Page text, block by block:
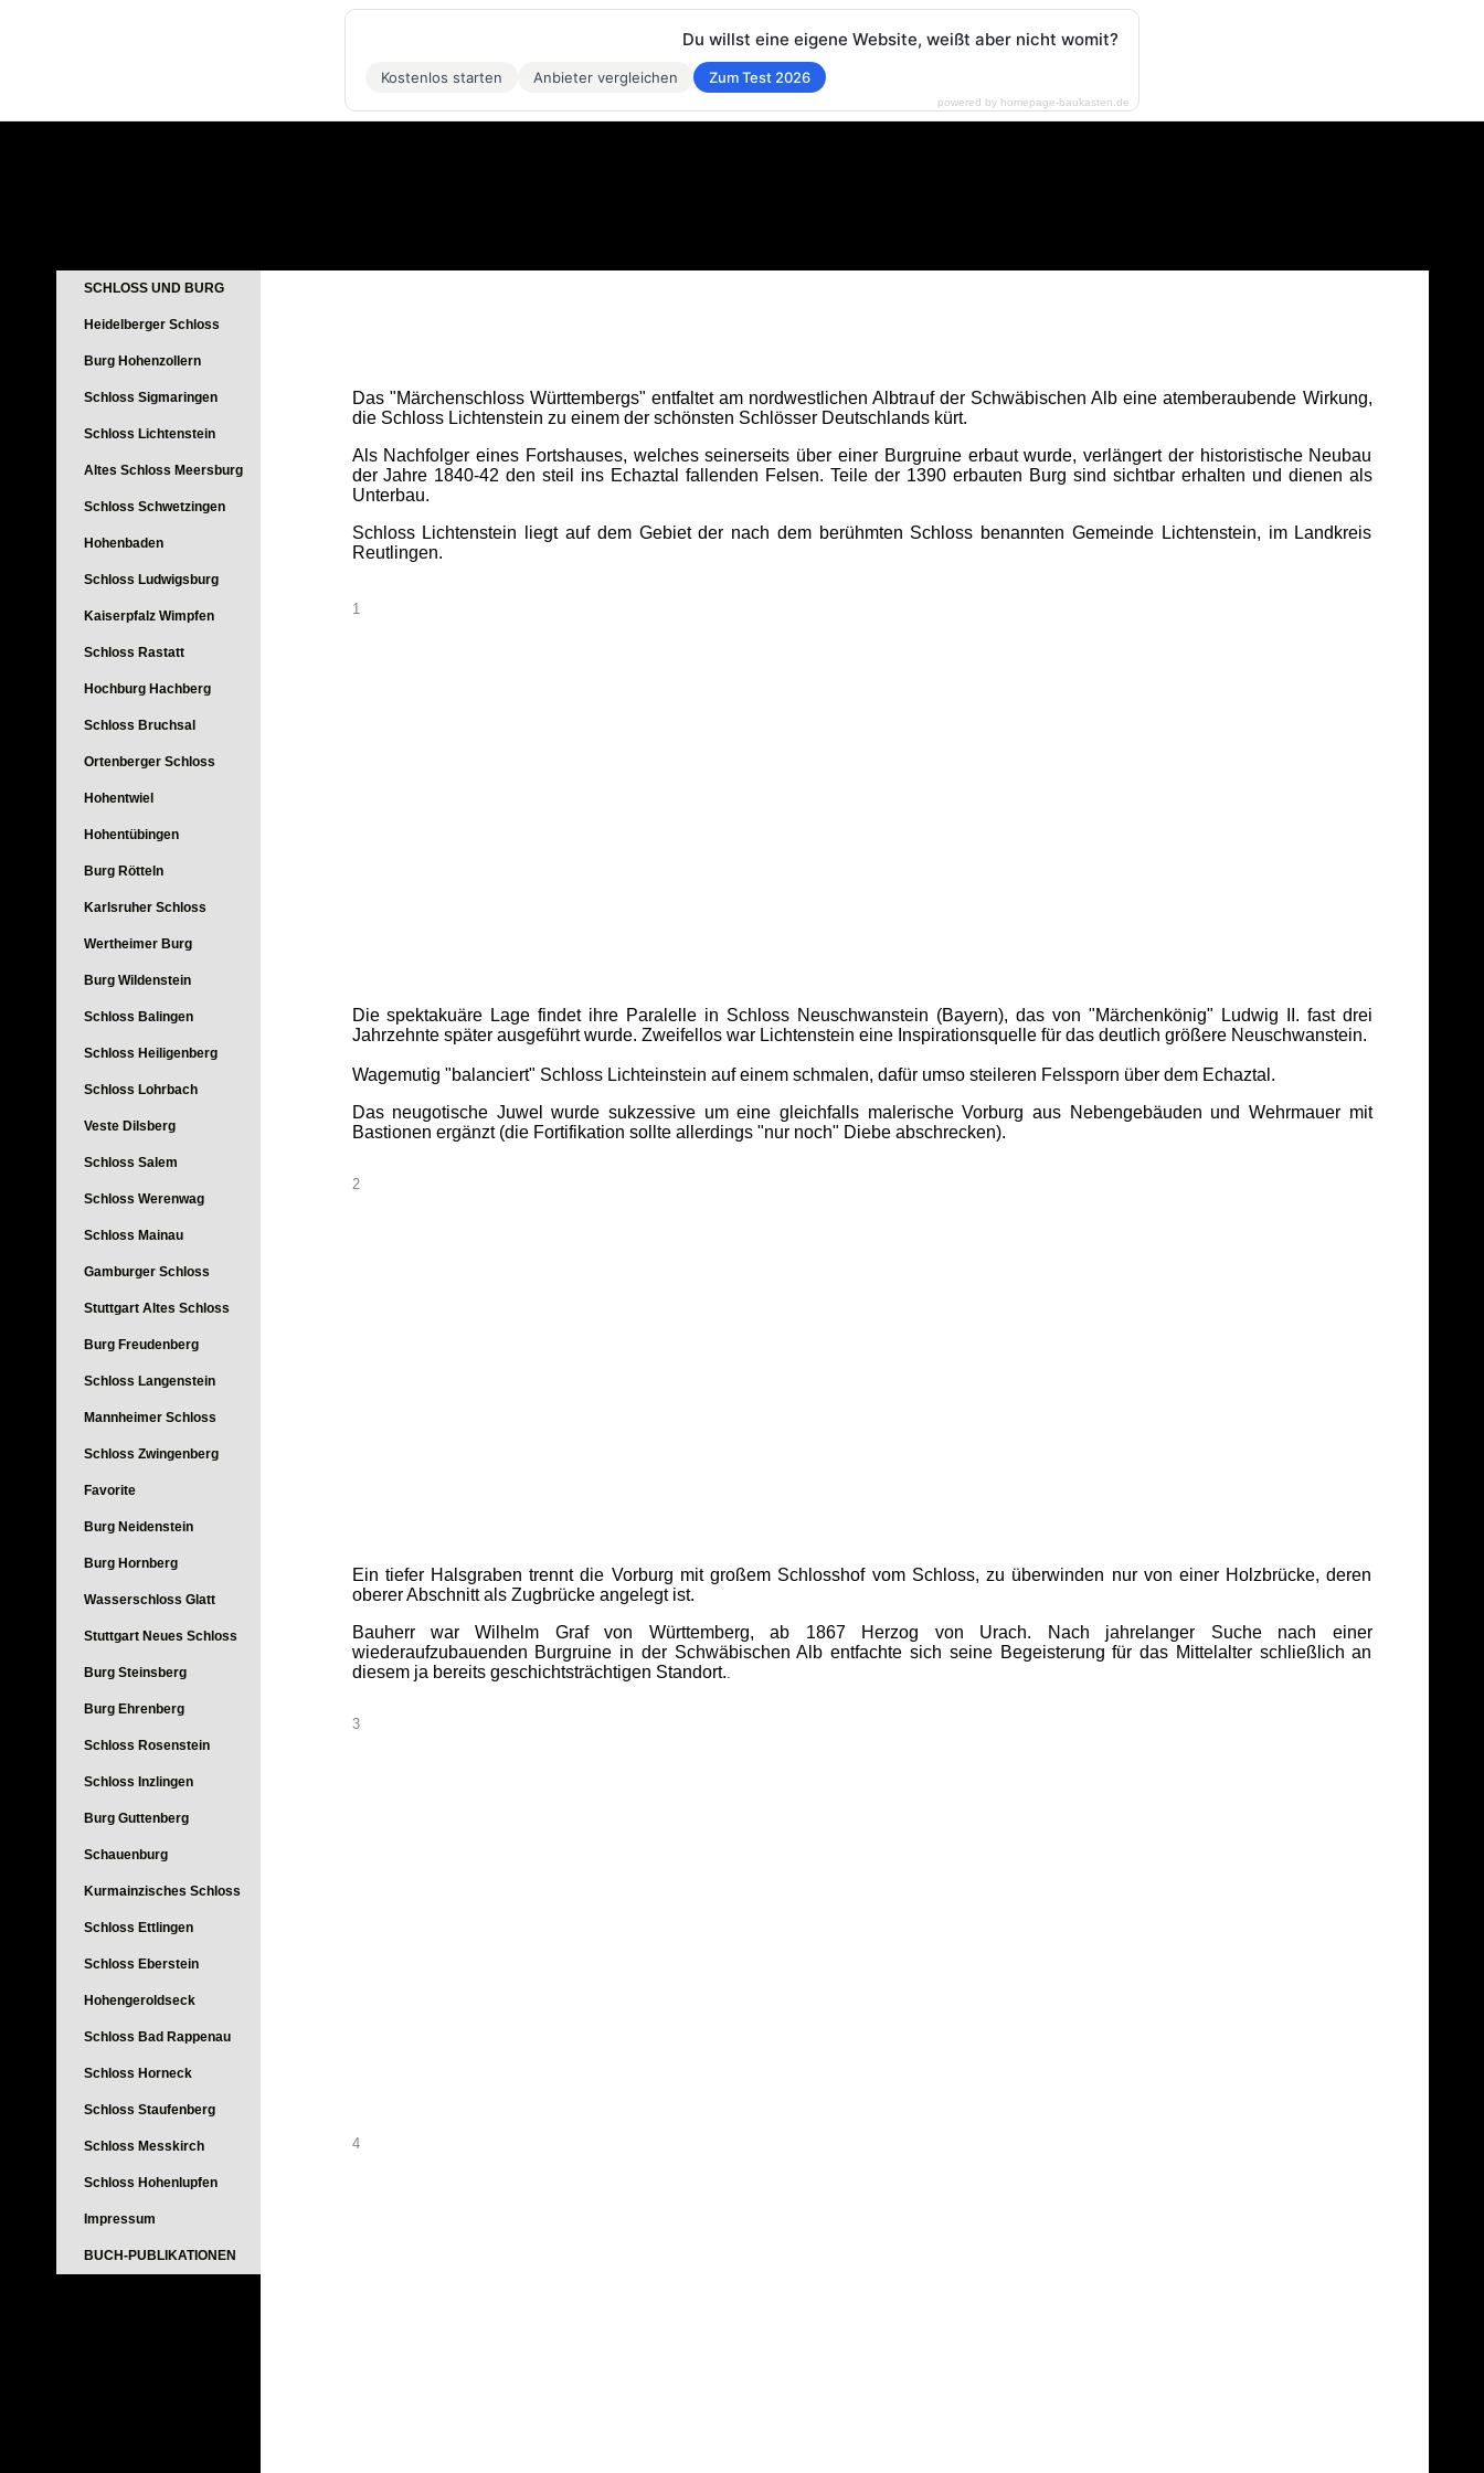
SCHLOSS UND BURG
Heidelberger Schloss
Burg Hohenzollern
Schloss Sigmaringen
Schloss Lichtenstein
Altes Schloss Meersburg
Schloss Schwetzingen
Hohenbaden
Schloss Ludwigsburg
Kaiserpfalz Wimpfen
Schloss Rastatt
Hochburg Hachberg
Schloss Bruchsal
Ortenberger Schloss
Hohentwiel
Hohentübingen
Burg Rötteln
Karlsruher Schloss
Wertheimer Burg
Burg Wildenstein
Schloss Balingen
Schloss Heiligenberg
Schloss Lohrbach
Veste Dilsberg
Schloss Salem
Schloss Werenwag
Schloss Mainau
Gamburger Schloss
Stuttgart Altes Schloss
Burg Freudenberg
Schloss Langenstein
Mannheimer Schloss
Schloss Zwingenberg
Favorite
Burg Neidenstein
Burg Hornberg
Wasserschloss Glatt
Stuttgart Neues Schloss
Burg Steinsberg
Burg Ehrenberg
Schloss Rosenstein
Schloss Inzlingen
Burg Guttenberg
Schauenburg
Kurmainzisches Schloss
Schloss Ettlingen
Schloss Eberstein
Hohengeroldseck
Schloss Bad Rappenau
Schloss Horneck
Schloss Staufenberg
Schloss Messkirch
Schloss Hohenlupfen
Impressum
BUCH-PUBLIKATIONEN
Das "Märchenschloss Württembergs" entfaltet am nordwestlichen Albtrauf der Schwäbischen Alb eine atemberaubende Wirkung,
die Schloss Lichtenstein zu einem der schönsten Schlösser Deutschlands kürt.
Als Nachfolger eines Fortshauses, welches seinerseits über einer Burgruine erbaut wurde, verlängert der historistische Neubau
der Jahre 1840-42 den steil ins Echaztal fallenden Felsen. Teile der 1390 erbauten Burg sind sichtbar erhalten und dienen als
Unterbau.
Schloss Lichtenstein liegt auf dem Gebiet der nach dem berühmten Schloss benannten Gemeinde Lichtenstein, im Landkreis
Reutlingen.
1
Die spektakuäre Lage findet ihre Paralelle in Schloss Neuschwanstein (Bayern), das von "Märchenkönig" Ludwig II. fast drei
Jahrzehnte später ausgeführt wurde. Zweifellos war Lichtenstein eine Inspirationsquelle für das deutlich größere Neuschwanstein.
Wagemutig "balanciert" Schloss Lichteinstein auf einem schmalen, dafür umso steileren Felssporn über dem Echaztal.
Das neugotische Juwel wurde sukzessive um eine gleichfalls malerische Vorburg aus Nebengebäuden und Wehrmauer mit
Bastionen ergänzt (die Fortifikation sollte allerdings "nur noch" Diebe abschrecken).
2
Ein tiefer Halsgraben trennt die Vorburg mit großem Schlosshof vom Schloss, zu überwinden nur von einer Holzbrücke, deren
oberer Abschnitt als Zugbrücke angelegt ist.
Bauherr war Wilhelm Graf von Württemberg, ab 1867 Herzog von Urach. Nach jahrelanger Suche nach einer
wiederaufzubauenden Burgruine in der Schwäbischen Alb entfachte sich seine Begeisterung für das Mittelalter schließlich an
diesem ja bereits geschichtsträchtigen Standort..
3
4
Du willst eine eigene Website, weißt aber nicht womit?
Kostenlos starten Anbieter vergleichen Zum Test 2026
powered by homepage-baukasten.de